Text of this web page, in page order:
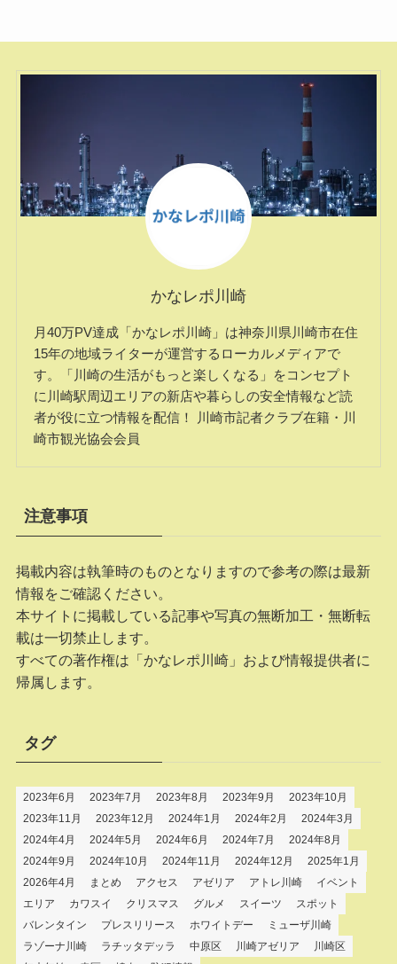
かなレポ川崎
月40万PV達成「かなレポ川崎」は神奈川県川崎市在住
15年の地域ライターが運営するローカルメディアで
す。「川崎の生活がもっと楽しくなる」をコンセプト
に川崎駅周辺エリアの新店や暮らしの安全情報など読
者が役に立つ情報を配信！ 川崎市記者クラブ在籍・川
崎市観光協会会員
注意事項
掲載内容は執筆時のものとなりますので参考の際は最新
情報をご確認ください。
本サイトに掲載している記事や写真の無断加工・無断転
載は一切禁止します。
すべての著作権は「かなレポ川崎」および情報提供者に
帰属します。
タグ
2023年6月 2023年7月 2023年8月 2023年9月
2023年10月
2023年11月
2023年12月 2024年1月 2024年2月
2024年3月
2024年4月
2024年5月 2024年6月 2024年7月
2024年8月
2024年9月
2024年10月 2024年11月 2024年12月
2025年1月
2026年4月
まとめ アクセス アゼリア アトレ川崎
イベント
エリア
カワスイ クリスマス グルメ スイーツ
スポット
バレンタイン
プレスリリース ホワイトデー
ミューザ川崎
ラゾーナ川崎
ラチッタデッラ 中原区 川崎アゼリア
川崎区